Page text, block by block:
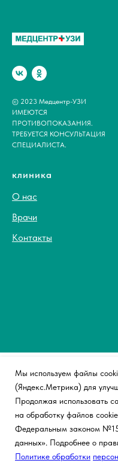
© 2023 Медцентр-УЗИ
ИМЕЮТСЯ
ПРОТИВОПОКАЗАНИЯ.
ТРЕБУЕТСЯ КОНСУЛЬТАЦИЯ
СПЕЦИАЛИСТА.
клиника
О нас
Врачи
Контакты
ТРЕБУЕТСЯ
СПЕЦИАЛИСТА.
Мы используем файлы
(Яндекс.Метрика) для
Продолжая использовать
на обработку файлов
Федеральным законом
данных». Подробнее о
Политике обработки